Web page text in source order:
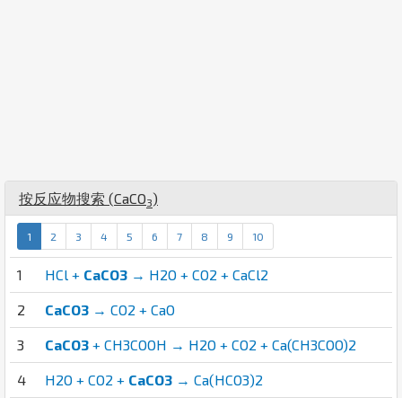
按反应物搜索 (CaCO3)
1 2 3 4 5 6 7 8 9 10
1 HCl + CaCO3 → H2O + CO2 + CaCl2
2 CaCO3 → CO2 + CaO
3 CaCO3 + CH3COOH → H2O + CO2 + Ca(CH3COO)2
4 H2O + CO2 + CaCO3 → Ca(HCO3)2